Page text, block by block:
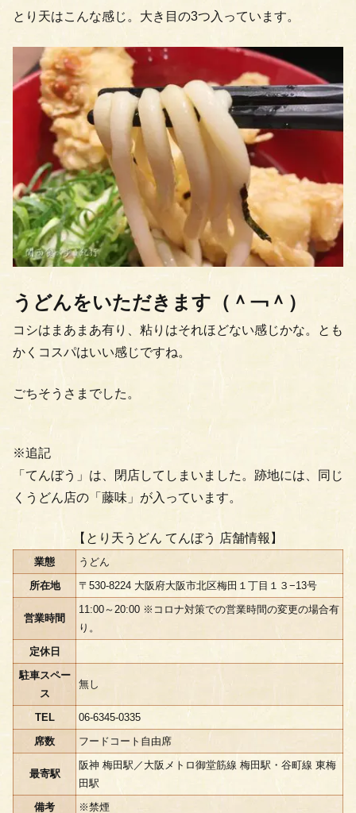
とり天はこんな感じ。大き目の3つ入っています。
うどんをいただきます（＾￢＾）
コシはまあまあ有り、粘りはそれほどない感じかな。とも
かくコスパはいい感じですね。
ごちそうさまでした。
※追記
「てんぼう」は、閉店してしまいました。跡地には、同じ
くうどん店の「藤味」が入っています。
【とり天うどん てんぼう 店舗情報】
業態
うどん
所在地
〒530-8224 大阪府大阪市北区梅田１丁目１３−13号
営業時間
11:00～20:00 ※コロナ対策での営業時間の変更の場合有
り。
定休日
駐車スペー
ス
無し
TEL
06-6345-0335
席数
フードコート自由席
最寄駅
阪神 梅田駅／大阪メトロ御堂筋線 梅田駅・谷町線 東梅
田駅
備考
※禁煙